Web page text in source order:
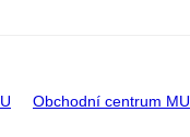
Obchodní centrum MU